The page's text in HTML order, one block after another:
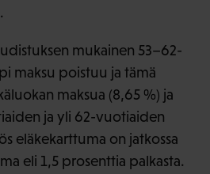
mukainen 53–62-
maksu poistuu ja tämä
maksua (8,65 %) ja
ja yli 62-vuotiaiden
eläkekarttuma on jatkossa
eli 1,5 prosenttia palkasta.